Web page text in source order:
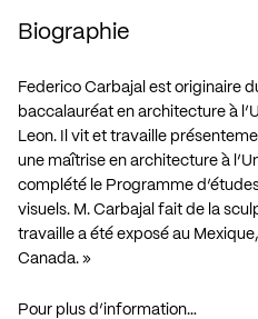
Biographie
Federico Carbajal est originaire
baccalauréat en architecture à
Leon. Il vit et travaille
une maîtrise en architecture à
complété le Programme
visuels. M. Carbajal fait de la
travaille a été exposé au
Canada. »
Pour plus d’information…